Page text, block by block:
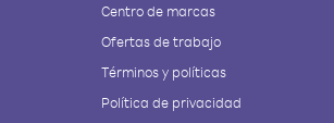
Centro de marcas
Ofertas de trabajo
Términos y políticas
Política de privacidad